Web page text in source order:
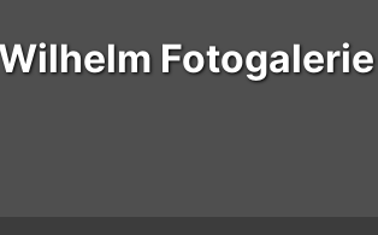
Fotogalerie